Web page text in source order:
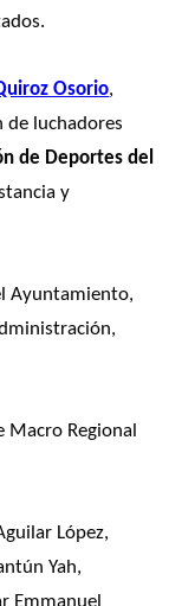
Osorio,
de luchadores
de Deportes del
y
Ayuntamiento,
Macro Regional
López,
Yah,